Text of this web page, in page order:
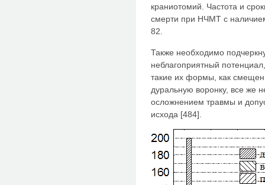
краниотомий. Частота и
смерти при НЧМТ с
82.
Также необходимо
неблагоприятный
такие их формы, как
дуральную воронку, все же
осложнением травмы и
исхода [484].